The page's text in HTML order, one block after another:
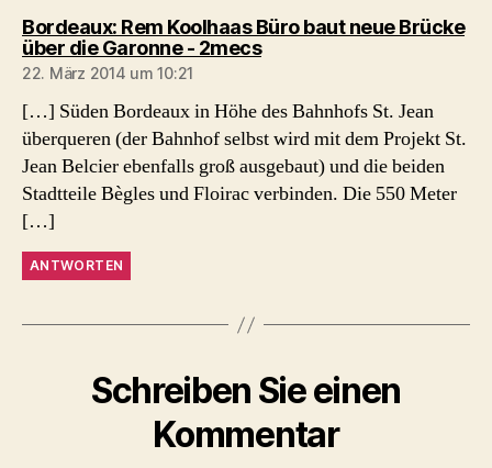
Bordeaux: Rem Koolhaas Büro baut neue Brücke
über die Garonne - 2mecssagt:
22. März 2014 um 10:21
[…] Süden Bordeaux in Höhe des Bahnhofs St. Jean
überqueren (der Bahnhof selbst wird mit dem Projekt St.
Jean Belcier ebenfalls groß ausgebaut) und die beiden
Stadtteile Bègles und Floirac verbinden. Die 550 Meter
[…]
ANTWORTEN
Schreiben Sie einen
Kommentar